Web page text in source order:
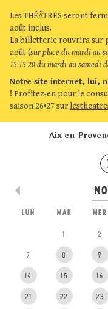
Les THÉÂTRES seront
août inclus.
La billetterie rouvrira sur
août (sur place du mardi au
13 13 20 du mardi au samedi
Notre site internet, lui,
! Profitez-en pour le
saison 26•27 sur
Aix-en-
LUN MAR MER
1 2
7 8 9
14 15 16
21 22 23